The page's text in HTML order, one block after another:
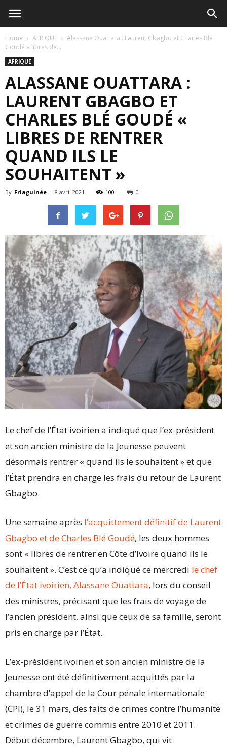
Home AFRIQUE
Alassane Ouattara : Laurent Gbagbo et Charles Blé
Goudé « libres de...
AFRIQUE
ALASSANE OUATTARA :
LAURENT GBAGBO ET
CHARLES BLÉ GOUDÉ «
LIBRES DE RENTRER
QUAND ILS LE
SOUHAITENT »
By Friaguinée - 8 avril 2021 100 0
Le chef de l’État ivoirien a indiqué que l’ex-président
et son ancien ministre de la Jeunesse peuvent
désormais rentrer « quand ils le souhaitent » et que
l’État prendra en charge les frais du retour de Laurent
Gbagbo.
Une semaine après l’acquittement définitif de Laurent
Gbagbo et de Charles Blé Goudé, les deux hommes
sont « libres de rentrer en Côte d’Ivoire quand ils le
souhaitent ». C’est ce qu’a indiqué ce mercredi le chef
de l’État ivoirien, Alassane Ouattara, lors du conseil
des ministres, précisant que les frais de voyage de
l’ancien président, ainsi que ceux de sa famille, seront
pris en charge par l’État.
L’ex-président ivoirien et son ancien ministre de la
Jeunesse ont été définitivement acquittés par la
chambre d’appel de la Cour pénale internationale
(CPI), le 31 mars, des faits de crimes contre l’humanité
et crimes de guerre commis entre 2010 et 2011.
Début décembre, Laurent Gbagbo, qui vit